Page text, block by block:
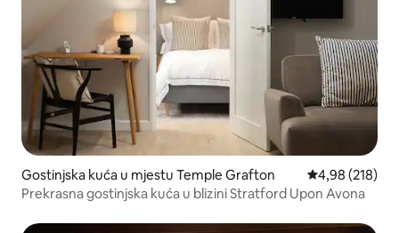
Gostinjska kuća u mjestu Temple Grafton Prosječna
4,98 (218)
Prekrasna gostinjska kuća u blizini Stratford Upon Avona